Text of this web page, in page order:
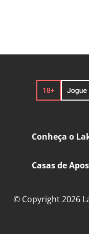
Conheça o
Casas de
© Copyright 2026